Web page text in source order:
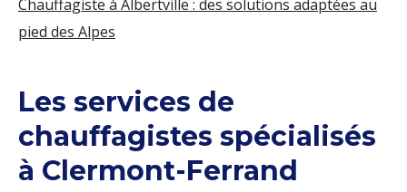
Chauffagiste à Albertville : des solutions adaptées au
pied des Alpes
Les services de
chauffagistes spécialisés
à Clermont-Ferrand